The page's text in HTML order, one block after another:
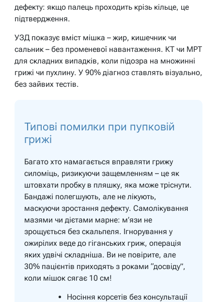
дефекту: якщо палець проходить крізь кільце, це
підтвердження.
УЗД показує вміст мішка – жир, кишечник чи
сальник – без променевої навантаження. КТ чи МРТ
для складних випадків, коли підозра на множинні
грижі чи пухлину. У 90% діагноз ставлять візуально,
без зайвих тестів.
Типові помилки при пупковій
грижі
Багато хто намагається вправляти грижу
силоміць, ризикуючи защемленням – це як
штовхати пробку в пляшку, яка може тріснути.
Бандажі полегшують, але не лікують,
маскуючи зростання дефекту. Самолікування
мазями чи дієтами марне: м’язи не
зрощується без скальпеля. Ігнорування у
ожирілих веде до гіганських гриж, операція
яких удвічі складніша. Ви не повірите, але
30% пацієнтів приходять з роками “досвіду”,
коли мішок сягає 10 см!
Носіння корсетів без консультації